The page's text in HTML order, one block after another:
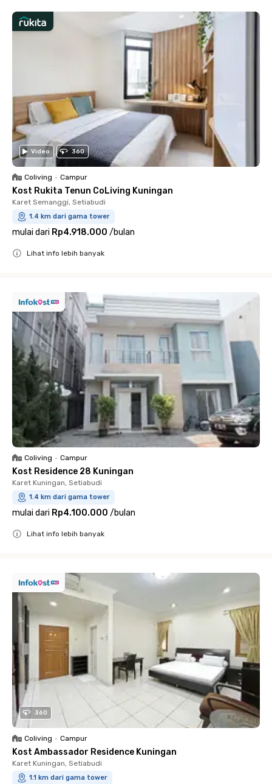
Video 360
Coliving • Campur
Kost Rukita Tenun CoLiving Kuningan
Karet Semanggi, Setiabudi
1.4 km dari gama tower
mulai dari Rp4.918.000 /bulan
Lihat info lebih banyak
Coliving • Campur
Kost Residence 28 Kuningan
Karet Kuningan, Setiabudi
1.4 km dari gama tower
mulai dari Rp4.100.000 /bulan
Lihat info lebih banyak
360
Coliving • Campur
Kost Ambassador Residence Kuningan
Karet Kuningan, Setiabudi
1.1 km dari gama tower